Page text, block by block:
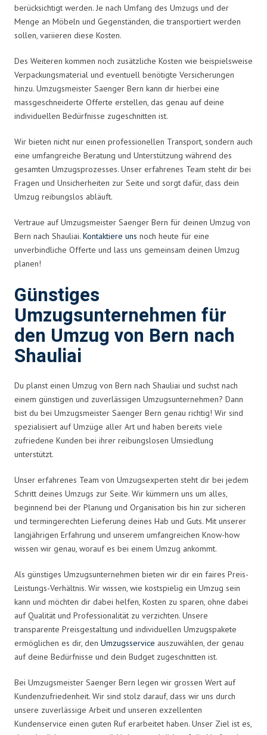
berücksichtigt werden. Je nach Umfang des Umzugs und der
Menge an Möbeln und Gegenständen, die transportiert werden
sollen, variieren diese Kosten.
Des Weiteren kommen noch zusätzliche Kosten wie beispielsweise
Verpackungsmaterial und eventuell benötigte Versicherungen
hinzu. Umzugsmeister Saenger Bern kann dir hierbei eine
massgeschneiderte Offerte erstellen, das genau auf deine
individuellen Bedürfnisse zugeschnitten ist.
Wir bieten nicht nur einen professionellen Transport, sondern auch
eine umfangreiche Beratung und Unterstützung während des
gesamten Umzugsprozesses. Unser erfahrenes Team steht dir bei
Fragen und Unsicherheiten zur Seite und sorgt dafür, dass dein
Umzug reibungslos abläuft.
Vertraue auf Umzugsmeister Saenger Bern für deinen Umzug von
Bern nach Shauliai. Kontaktiere uns noch heute für eine
unverbindliche Offerte und lass uns gemeinsam deinen Umzug
planen!
Günstiges
Umzugsunternehmen für
den Umzug von Bern nach
Shauliai
Du planst einen Umzug von Bern nach Shauliai und suchst nach
einem günstigen und zuverlässigen Umzugsunternehmen? Dann
bist du bei Umzugsmeister Saenger Bern genau richtig! Wir sind
spezialisiert auf Umzüge aller Art und haben bereits viele
zufriedene Kunden bei ihrer reibungslosen Umsiedlung
unterstützt.
Unser erfahrenes Team von Umzugsexperten steht dir bei jedem
Schritt deines Umzugs zur Seite. Wir kümmern uns um alles,
beginnend bei der Planung und Organisation bis hin zur sicheren
und termingerechten Lieferung deines Hab und Guts. Mit unserer
langjährigen Erfahrung und unserem umfangreichen Know-how
wissen wir genau, worauf es bei einem Umzug ankommt.
Als günstiges Umzugsunternehmen bieten wir dir ein faires Preis-
Leistungs-Verhältnis. Wir wissen, wie kostspielig ein Umzug sein
kann und möchten dir dabei helfen, Kosten zu sparen, ohne dabei
auf Qualität und Professionalität zu verzichten. Unsere
transparente Preisgestaltung und individuellen Umzugspakete
ermöglichen es dir, den Umzugsservice auszuwählen, der genau
auf deine Bedürfnisse und dein Budget zugeschnitten ist.
Bei Umzugsmeister Saenger Bern legen wir grossen Wert auf
Kundenzufriedenheit. Wir sind stolz darauf, dass wir uns durch
unsere zuverlässige Arbeit und unseren exzellenten
Kundenservice einen guten Ruf erarbeitet haben. Unser Ziel ist es,